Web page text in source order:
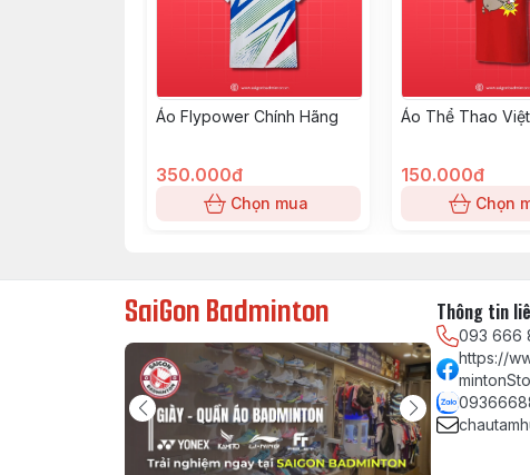
Áo Flypower Chính Hãng
350.000đ
Chọn mua
Áo Thể Thao
150.000đ
Chọn
SaiGon Badminton Thông tin
093 666
https://